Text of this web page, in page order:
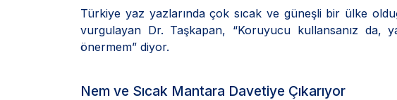
Türkiye yaz yazlarında çok sıcak ve güneşli bir ülke
vurgulayan Dr. Taşkapan, “Koruyucu kullansanız da,
önermem” diyor.
Nem ve Sıcak Mantara Davetiye Çıkarıyor